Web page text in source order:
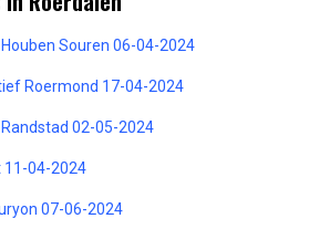
Souren 06-04-2024
Roermond 17-04-2024
02-05-2024
11-04-2024
07-06-2024